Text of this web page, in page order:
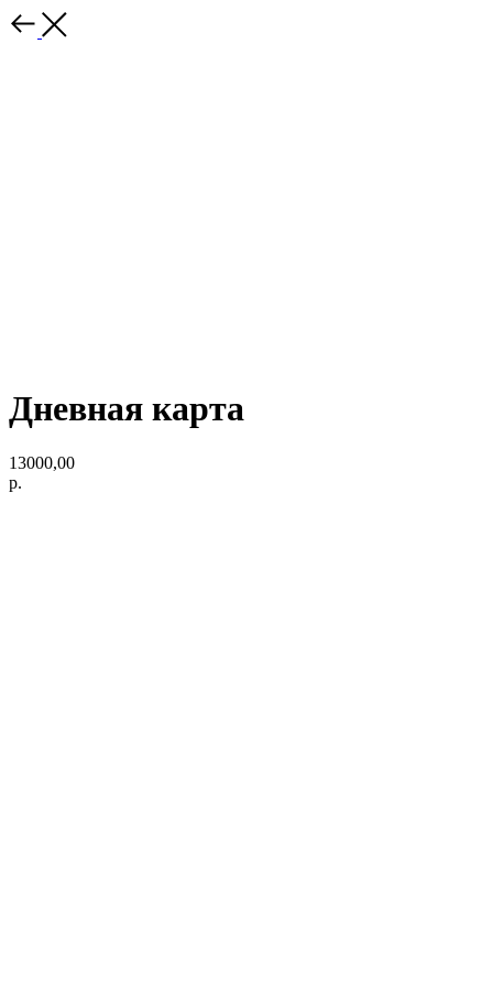
Дневная карта
13000,00
р.